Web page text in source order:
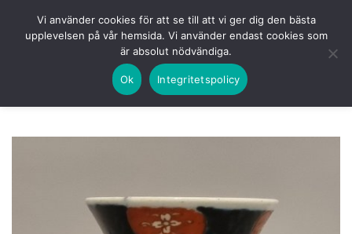
KOMMANDE LOGGA IN
Vi använder cookies för att se till att vi ger dig den bästa
upplevelsen på vår hemsida. Vi använder endast cookies som
är absolut nödvändiga.
Ok Integritetspolicy